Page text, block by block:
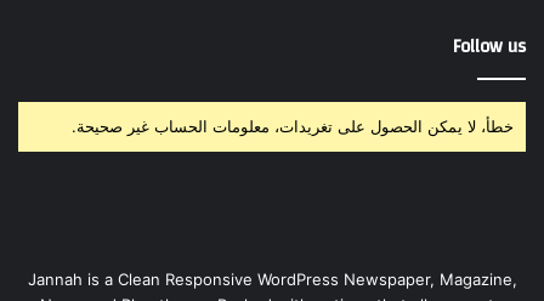
Follow us
خطأ، لا يمكن الحصول على تغريدات، معلومات الحساب غير صحيحة.
Jannah is a Clean Responsive WordPress Newspaper, Magazine,